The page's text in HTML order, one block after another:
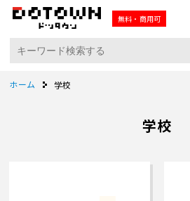
無料・商用可
ホーム 学校
学校